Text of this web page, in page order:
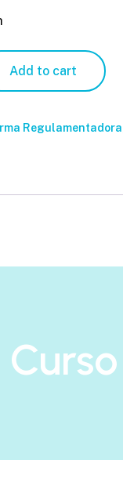
Add to cart
Regulamentadora